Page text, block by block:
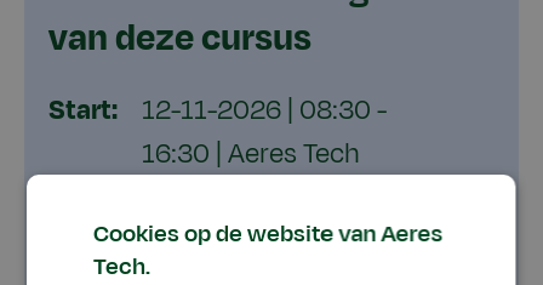
van deze cursus
Start: 12-11-2026| 08:30 -
16:30 |Aeres Tech
pl.
Cookies op de website van Aeres
Tech.